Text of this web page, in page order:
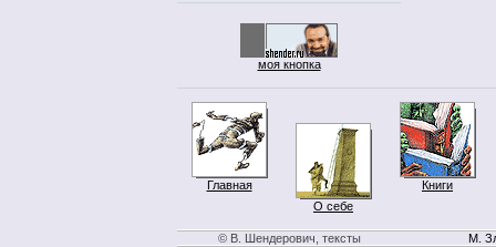
моя кнопка
Главная
О себе
Книги
© В. Шендерович, тексты М.